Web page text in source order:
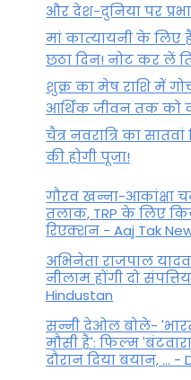
और देश-दुनिया पर
मां कात्‍यायनी के लिए है
छठा दिन! नोट कर लें
शुक्र का मेष राशि में
आर्थिक जीवन तक को
चैत्र नवरात्रि का
की होगी पूजा!
गौरव खन्ना-आकांक्षा
तलाक, TRP के लिए
रिएक्शन - Aaj Tak
अभिनेता राजपाल
नीलाम होंगी दो
Hindustan
सन्नी देओल बोले-
मौसी है': फिल्म
दौरान दिया बयान, ... -